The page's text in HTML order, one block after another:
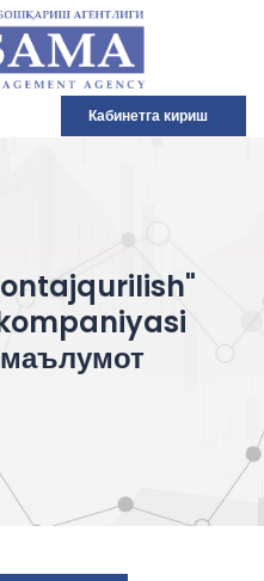
Кабинетга кириш